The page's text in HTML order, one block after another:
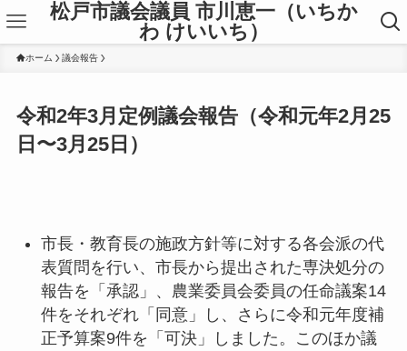
松戸市議会議員 市川恵一（いちか
わ けいいち）
ホーム 議会報告
令和2年3月定例議会報告（令和元年2月25
日〜3月25日）
市長・教育長の施政方針等に対する各会派の代
表質問を行い、市長から提出された専決処分の
報告を「承認」、農業委員会委員の任命議案14
件をそれぞれ「同意」し、さらに令和元年度補
正予算案9件を「可決」しました。このほか議